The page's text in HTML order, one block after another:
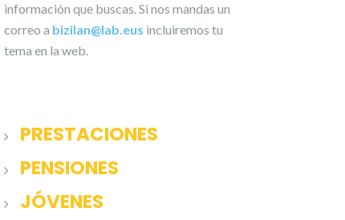
información que buscas. Si nos mandas un
correo a bizilan@lab.eus incluiremos tu
tema en la web.
PRESTACIONES
PENSIONES
JÓVENES